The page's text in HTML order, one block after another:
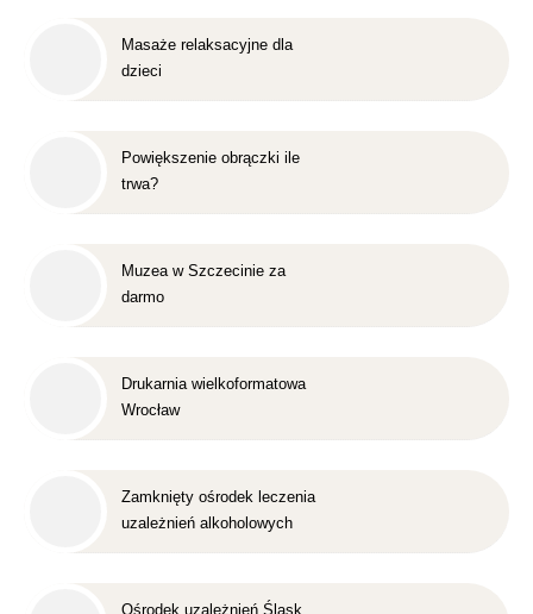
Masaże relaksacyjne dla
dzieci
Powiększenie obrączki ile
trwa?
Muzea w Szczecinie za
darmo
Drukarnia wielkoformatowa
Wrocław
Zamknięty ośrodek leczenia
uzależnień alkoholowych
Ośrodek uzależnień Śląsk